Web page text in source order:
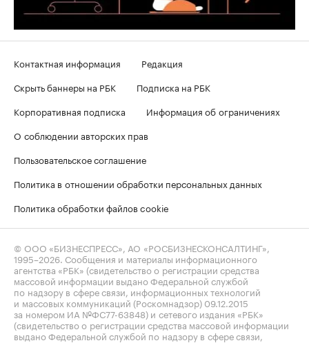
Контактная информация
Редакция
Скрыть баннеры на РБК
Подписка на РБК
Корпоративная подписка
Информация об ограничениях
О соблюдении авторских прав
Пользовательское соглашение
Политика в отношении обработки персональных данных
Политика обработки файлов cookie
© ООО «БИЗНЕСПРЕСС», АО «РОСБИЗНЕСКОНСАЛТИНГ»,
1995–2026 . Сообщения и материалы информационного
агентства «РБК» (свидетельство о регистрации средства
массовой информации выдано Федеральной службой
по надзору в сфере связи, информационных технологий
и массовых коммуникаций (Роскомнадзор) 09.12.2015
за номером ИА №ФС77-63848) и сетевого издания «РБК»
(свидетельство о регистрации средства массовой информации
выдано Федеральной службой по надзору в сфере связи,